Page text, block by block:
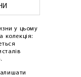
у цьому
колекція: